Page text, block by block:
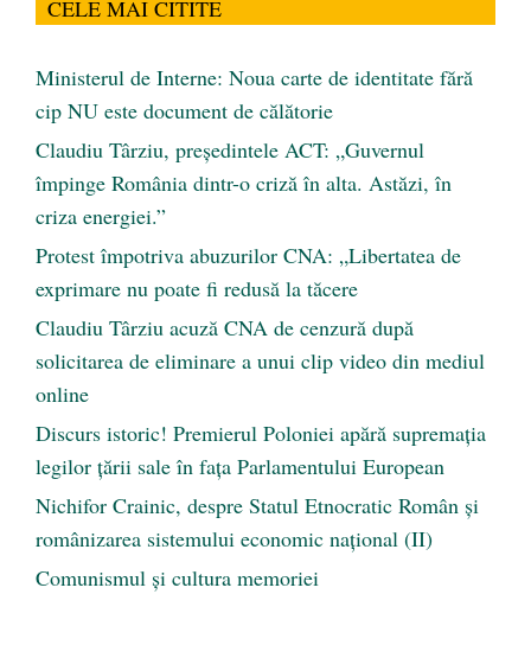
CELE MAI CITITE
Ministerul de Interne: Noua carte de identitate fără
cip NU este document de călătorie
Claudiu Târziu, președintele ACT: „Guvernul
împinge România dintr-o criză în alta. Astăzi, în
criza energiei.”
Protest împotriva abuzurilor CNA: „Libertatea de
exprimare nu poate fi redusă la tăcere
Claudiu Târziu acuză CNA de cenzură după
solicitarea de eliminare a unui clip video din mediul
online
Discurs istoric! Premierul Poloniei apără supremația
legilor țării sale în fața Parlamentului European
Nichifor Crainic, despre Statul Etnocratic Român şi
românizarea sistemului economic naţional (II)
Comunismul şi cultura memoriei